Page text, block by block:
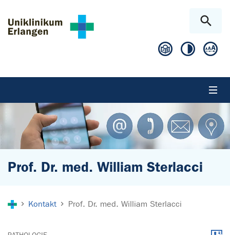
Prof. Dr. med. William Sterlacci
Kontakt Prof. Dr. med. William Sterlacci